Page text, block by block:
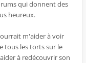
qui donnent des
heureux.
m'aider à voir
tous les torts sur le
à redécouvrir son